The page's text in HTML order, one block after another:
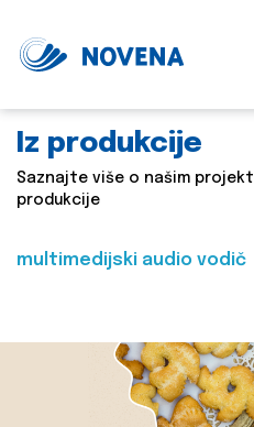
Iz produkcije
Saznajte više o našim
produkcije
multimedijski audio vodič